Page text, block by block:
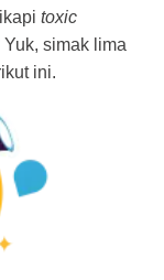
toxic
simak lima
ini.